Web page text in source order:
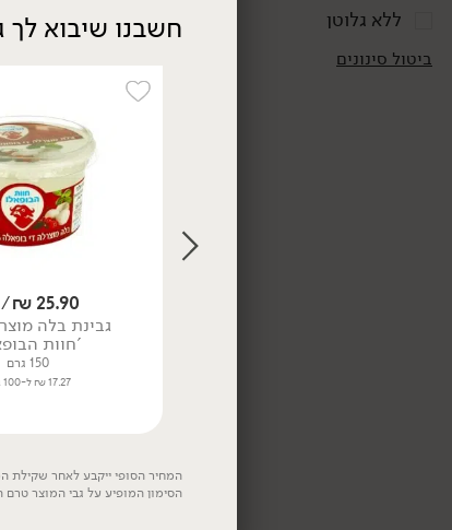
ללא גלוטן
ביטול סינונים
/ ל100 גר'
משולש גאודה עשבי
חשבנו שיבוא לך
25.90
₪
/
גבינת בלה מוצרלה
'חוות
150 גרם
17.27 ₪ ל-100 גרם
המחיר הסופי ייקבע לאחר שקילת
הסימון המופיע על גבי המוצר